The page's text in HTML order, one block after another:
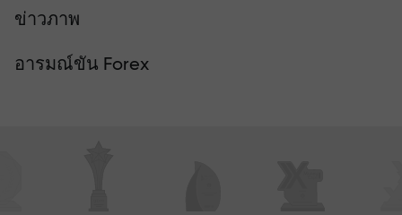
ข่าวภาพ
อารมณ์ขัน Forex